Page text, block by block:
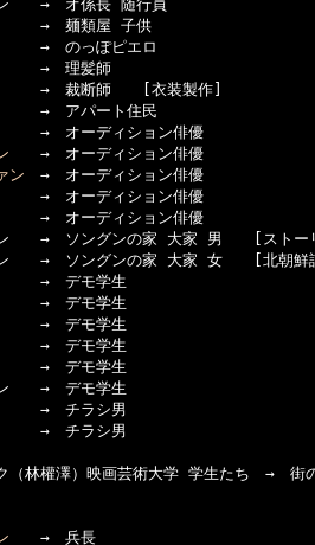
　オ係長 随行員
麺類屋 子供
　のっぽピエロ
→　理髪師
　裁断師　　[衣装製作]
→　アパート住民
　オーディション俳優
→　オーディション俳優
ン →　オーディション俳優
オーディション俳優
オーディション俳優
ソングンの家 大家 男　　[ストーリ
ソングンの家 大家 女　　[北朝鮮
→　デモ学生
→　デモ学生
→　デモ学生
→　デモ学生
→　デモ学生
→　デモ学生
→　チラシ男
→　チラシ男
）映画芸術大学 学生たち　→　街
→　兵長